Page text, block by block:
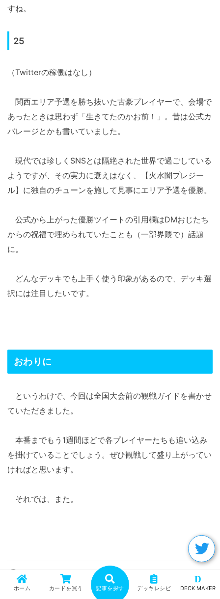
すね。
25
（Twitterの稼働はなし）
関西エリア予選を勝ち抜いた古豪プレイヤーで、会場で
あったときは思わず「生きてたのかお前！」。昔は公式カ
バレージとかも書いていました。
現代では珍しくSNSとは隔絶された世界で過ごしている
ようですが、その実力に衰えはなく、【火水闇プレジー
ル】に独自のチューンを施して見事にエリア予選を優勝。
公式から上がった優勝ツイートの引用欄はDMおじたち
からの祝福で埋められていたことも（一部界隈で）話題
に。
どんなデッキでも上手く使う印象があるので、デッキ選
択には注目したいです。
おわりに
というわけで、今回は全国大会前の観戦ガイドを書かせ
ていただきました。
本番までもう1週間ほどで各プレイヤーたちも追い込み
を掛けていることでしょう。ぜひ観戦して盛り上がってい
ければと思います。
それでは、また。
カテゴリ：
デュエルマスターズ - コラム
タグ：
ホーム カードを買う 記事を探す デッキレシピ
D
DECK MAKER